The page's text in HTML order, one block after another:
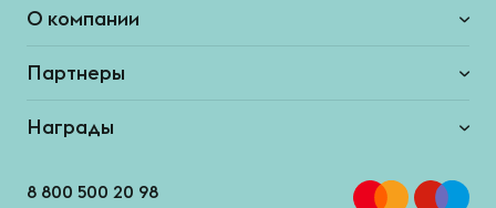
О компании
Партнеры
Награды
8 800 500 20 98